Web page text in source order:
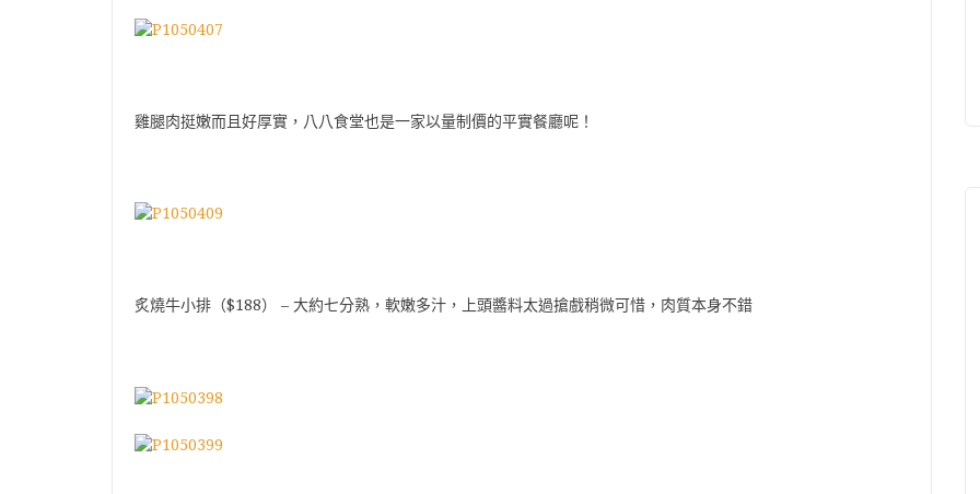
雞腿肉挺嫩而且好厚實，八八食堂也是一家以量制價的平實餐廳呢！
炙燒牛小排（$188） – 大約七分熟，軟嫩多汁，上頭醬料太過搶戲稍微可惜，肉質本身不錯